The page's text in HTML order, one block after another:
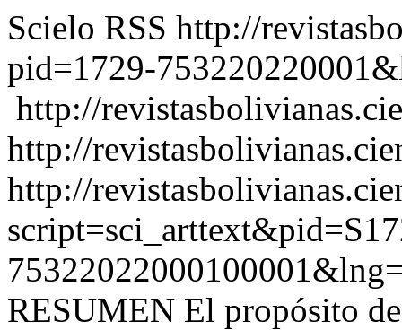
Scielo RSS http://
pid=1729-
http://
http://
http://
RESUMEN El propósito